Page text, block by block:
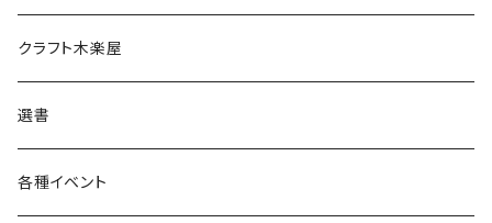
食料品
その他
書籍
ウェア
クラフト木楽屋
選書
各種イベント